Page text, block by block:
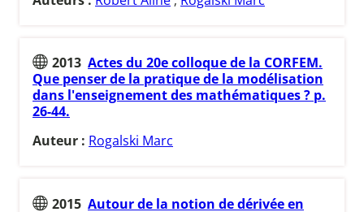
2013 Actes du 20e colloque de la CORFEM.
Que penser de la pratique de la modélisation
dans l'enseignement des mathématiques ? p.
26-44.
Auteur : Rogalski Marc
2015 Autour de la notion de dérivée en